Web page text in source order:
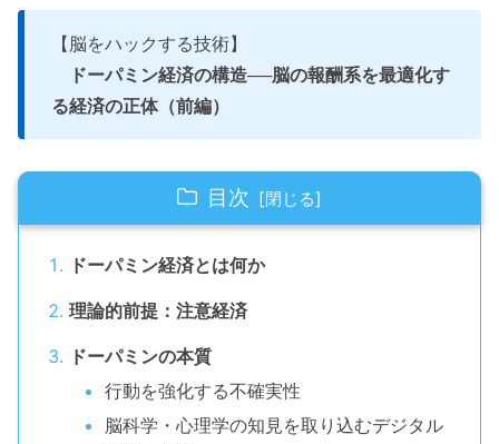
【脳をハックする技術】
ドーパミン経済の構造──脳の報酬系を最適化す
る経済の正体（前編）
目次
ドーパミン経済とは何か
理論的前提：注意経済
ドーパミンの本質
行動を強化する不確実性
脳科学・心理学の知見を取り込むデジタル